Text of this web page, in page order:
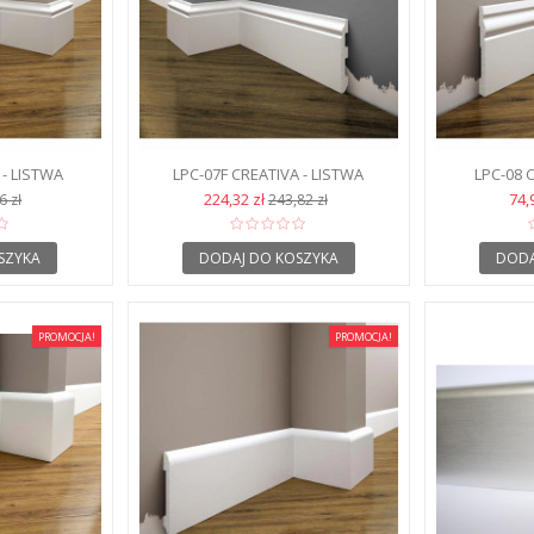
LISTWA
zł
LPC-07F CREATIVA - LISTWA
PRZYPODŁOGOWA ELASTYCZNA (
FLEX )
224,32 zł243,82 zł
DODAJ DO KOSZYKA
LPC-08
PROMOCJA! PROMOCJA!